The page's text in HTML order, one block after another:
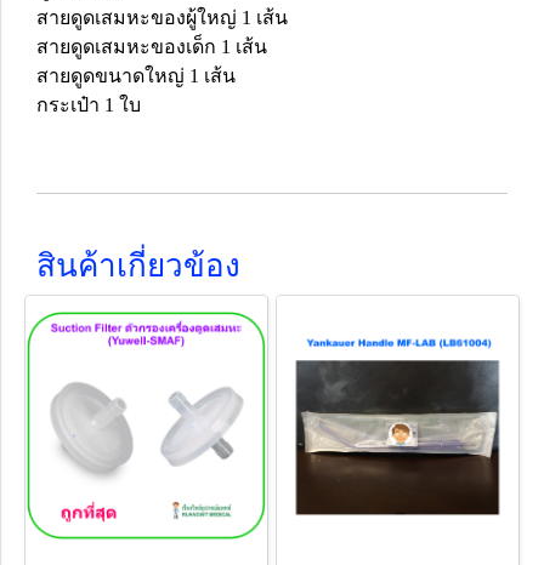
สายดูดเสมหะของผู้ใหญ่ 1 เส้น
สายดูดเสมหะของเด็ก 1 เส้น
สายดูดขนาดใหญ่ 1 เส้น
กระเป๋า 1 ใบ
สินค้าเกี่ยวข้อง